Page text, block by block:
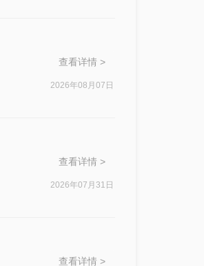
查看详情 >
2026年08月07日
查看详情 >
2026年07月31日
查看详情 >